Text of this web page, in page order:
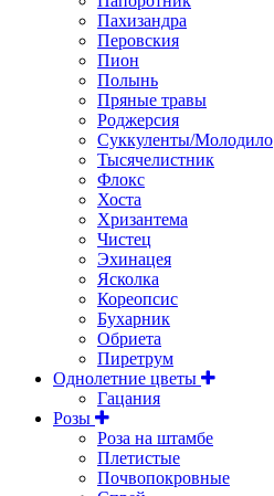
Пахизандра
Перовския
Пион
Полынь
Пряные травы
Роджерсия
Суккуленты/Молодило
Тысячелистник
Флокс
Хоста
Хризантема
Чистец
Эхинацея
Ясколка
Кореопсис
Бухарник
Обриета
Пиретрум
Однолетние цветы
Гацания
Розы
Роза на штамбе
Плетистые
Почвопокровные